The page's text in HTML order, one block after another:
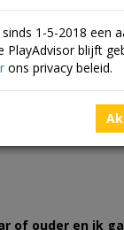
of ouder en ik
1-5-2018 een
PlayAdvisor blijft
ons privacy beleid.